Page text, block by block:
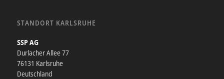
STANDORT KARLSRUHE
SSP AG
Durlacher Allee 77
76131 Karlsruhe
Deutschland